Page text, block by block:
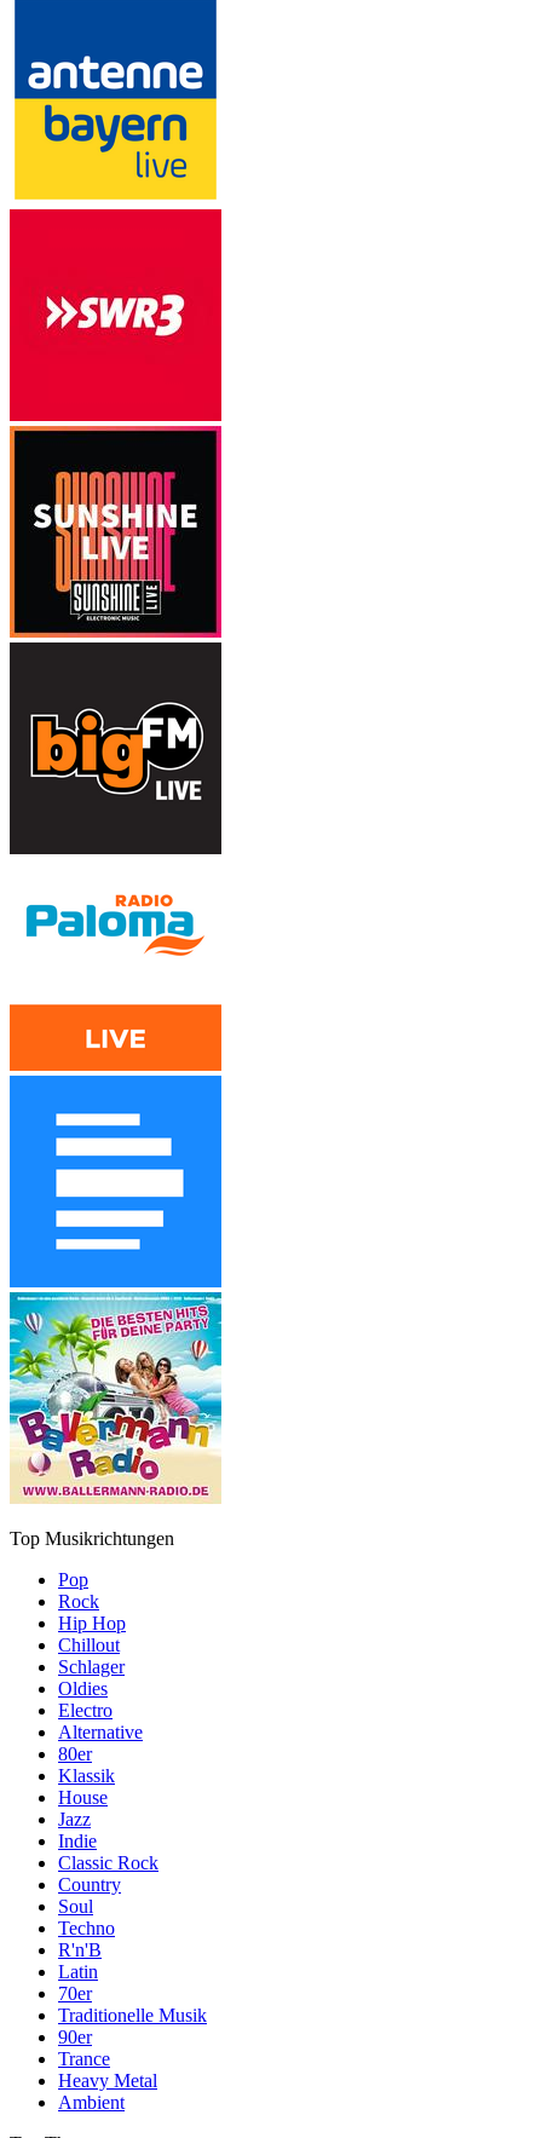
Top Musikrichtungen
Pop
Rock
Hip Hop
Chillout
Schlager
Oldies
Electro
Alternative
80er
Klassik
House
Jazz
Indie
Classic Rock
Country
Soul
Techno
R'n'B
Latin
70er
Traditionelle Musik
90er
Trance
Heavy Metal
Ambient